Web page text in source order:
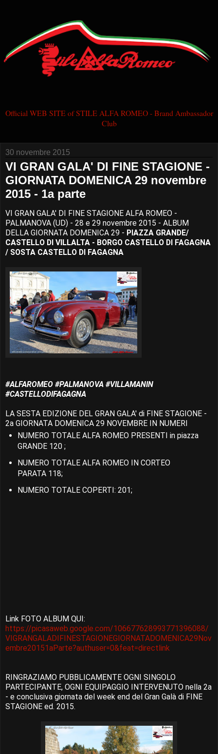
Official WEB SITE of STILE ALFA ROMEO - Brand Ambassador
Club
30 novembre 2015
VI GRAN GALA' DI FINE STAGIONE -
GIORNATA DOMENICA 29 novembre
2015 - 1a parte
VI GRAN GALA' DI FINE STAGIONE ALFA ROMEO -
PALMANOVA (UD) - 28 e 29 novembre 2015 - ALBUM
DELLA GIORNATA DOMENICA 29 - PIAZZA GRANDE/
CASTELLO DI VILLALTA - BORGO CASTELLO DI FAGAGNA
/ SOSTA CASTELLO DI FAGAGNA
‪#‎ALFAROMEO‬ ‪#‎PALMANOVA‬ ‪#‎VILLAMANIN‬
‪#‎CASTELLODIFAGAGNA
LA SESTA EDIZIONE DEL GRAN GALA' di FINE STAGIONE -
2a GIORNATA DOMENICA 29 NOVEMBRE IN NUMERI
NUMERO TOTALE ALFA ROMEO PRESENTI in piazza
GRANDE 120 ;
NUMERO TOTALE ALFA ROMEO IN CORTEO
PARATA 118;
NUMERO TOTALE COPERTI: 201;
Link FOTO ALBUM QUI:
https://picasaweb.google.com/106677628993771396088/
VIGRANGALADIFINESTAGIONEGIORNATADOMENICA29Nov
embre20151aParte?authuser=0&feat=directlink
RINGRAZIAMO PUBBLICAMENTE OGNI SINGOLO
PARTECIPANTE, OGNI EQUIPAGGIO INTERVENUTO nella 2a
- e conclusiva giornata del week end del Gran Galà di FINE
STAGIONE ed. 2015.